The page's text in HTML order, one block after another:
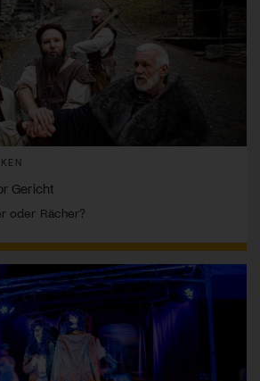
Gericht
oder Rächer?